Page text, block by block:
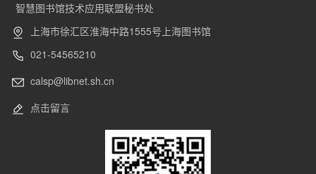
智慧图书馆技术应用联盟秘书处
上海市徐汇区淮海中路1555号上海图书馆
021-54565210
calsp@libnet.sh.cn
点击留言